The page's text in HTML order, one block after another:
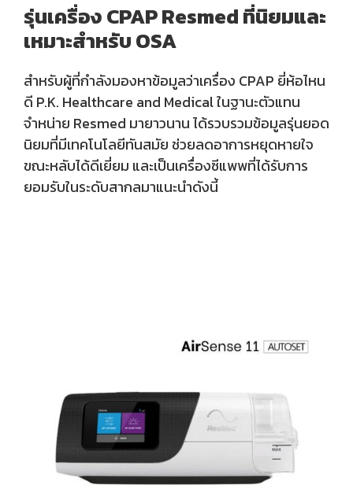
รุ่นเครื่อง CPAP Resmed ที่นิยมและ
เหมาะสำหรับ OSA
สำหรับผู้ที่กำลังมองหาข้อมูลว่าเครื่อง CPAP ยี่ห้อไหน
ดี P.K. Healthcare and Medical ในฐานะตัวแทน
จำหน่าย Resmed มายาวนาน ได้รวบรวมข้อมูลรุ่นยอด
นิยมที่มีเทคโนโลยีทันสมัย ช่วยลดอาการหยุดหายใจ
ขณะหลับได้ดีเยี่ยม และเป็นเครื่องซีแพพที่ได้รับการ
ยอมรับในระดับสากลมาแนะนำดังนี้